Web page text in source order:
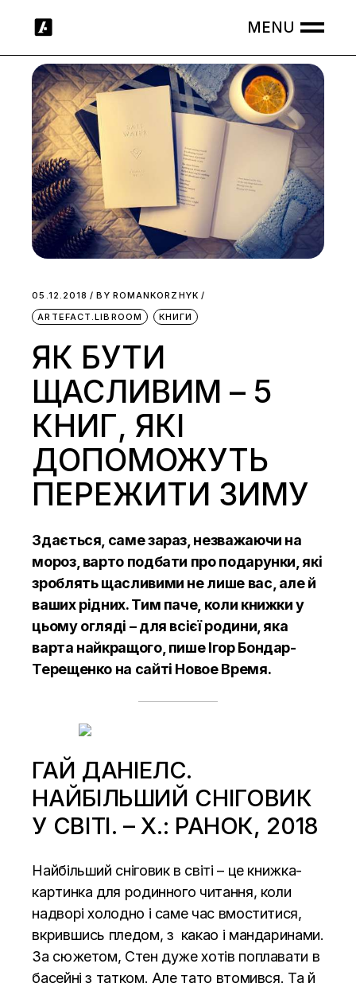
05.12.2018 BY ROMANKORZHYK
ARTEFACT.LIBROOM
КНИГИ
ЯК БУТИ
ЩАСЛИВИМ – 5
КНИГ, ЯКІ
ДОПОМОЖУТЬ
ПЕРЕЖИТИ ЗИМУ
Здається, саме зараз, незважаючи на
мороз, варто подбати про подарунки, які
зроблять щасливими не лише вас, але й
ваших рідних. Тим паче, коли книжки у
цьому огляді – для всієї родини, яка
варта найкращого, пише Ігор Бондар-
Терещенко на сайті Новое Время.
ГАЙ ДАНІЕЛС.
НАЙБІЛЬШИЙ СНІГОВИК
У СВІТІ. – Х.: РАНОК, 2018
Найбільший сніговик в світі – це книжка-
картинка для родинного читання, коли
надворі холодно і саме час вмоститися,
вкрившись пледом, з какао і мандаринами.
За сюжетом, Стен дуже хотів поплавати в
басейні з татком. Але тато втомився. Та й